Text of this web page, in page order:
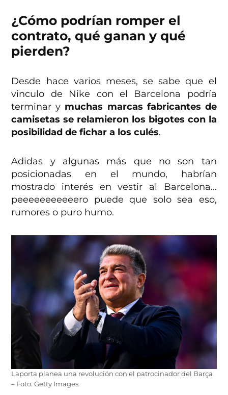
¿Cómo podrían romper el
contrato, qué ganan y qué
pierden?
Desde hace varios meses, se sabe que el
vinculo de Nike con el Barcelona podría
terminar y muchas marcas fabricantes de
camisetas se relamieron los bigotes con la
posibilidad de fichar a los culés.
Adidas y algunas más que no son tan
posicionadas en el mundo, habrían
mostrado interés en vestir al Barcelona…
peeeeeeeeeeero puede que solo sea eso,
rumores o puro humo.
Laporta planea una revolución con el patrocinador del Barça
– Foto: Getty Images